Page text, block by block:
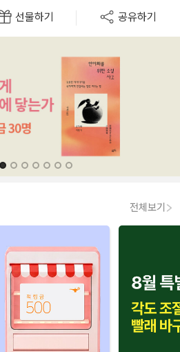
선물하기 공유하기
전체보기